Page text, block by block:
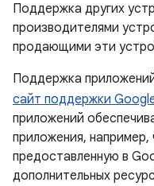
Поддержка других
производителями
продающими эти
Поддержка
сайт поддержки
приложений
приложения,
предоставленную в
дополнительных